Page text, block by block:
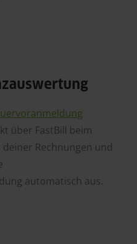
über FastBill beim
deiner Rechnungen und
automatisch aus.